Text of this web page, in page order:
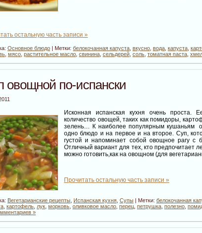
остальную часть записи »
Основное блюдо | Метки: белокочанная капуста вкусно вода капуста
мясо растительное масло свинина сельдерей соль томатная паста
овощной по-испански
Исконная испанская кухня очень проста.
количество овощей, таких как помидоры,
зелень… К наиболее популярным кушаньям
одно блюдо и на первое и на второе. Суп,
густой и напоминает собой овощное рагу с
Отличный вариант для тех, кто предпочитает
можно готовить,как на овощном (для
Прочитать остальную часть записи »
Вегетарианские рецепты Испанская кухня Супы | Метки: белокочанная
картофель лук морковь оливковое масло перец петрушка полезно
»